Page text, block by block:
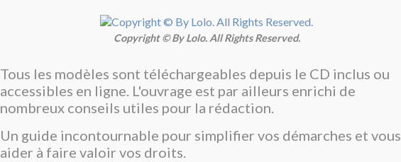
Copyright © By Lolo. All Rights Reserved.
Tous les modèles sont téléchargeables depuis le CD inclus ou
accessibles en ligne. L'ouvrage est par ailleurs enrichi de
nombreux conseils utiles pour la rédaction.
Un guide incontournable pour simplifier vos démarches et vous
aider à faire valoir vos droits.